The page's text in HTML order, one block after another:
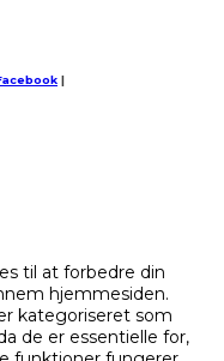
|
til at forbedre din
hjemmesiden.
kategoriseret som
de er essentielle for,